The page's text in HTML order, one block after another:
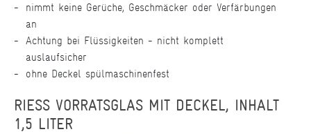
nimmt keine Gerüche, Geschmäcker oder Verfärbungen
an
Achtung bei Flüssigkeiten - nicht komplett
auslaufsicher
ohne Deckel spülmaschinenfest
RIESS VORRATSGLAS MIT DECKEL, INHALT
1,5 LITER